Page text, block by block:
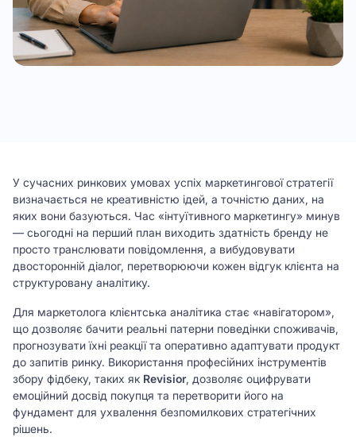
У сучасних ринкових умовах успіх маркетингової стратегії
визначається не креативністю ідей, а точністю даних, на
яких вони базуються. Час «інтуїтивного маркетингу» минув
— сьогодні на перший план виходить здатність бренду не
просто транслювати повідомлення, а вибудовувати
двосторонній діалог, перетворюючи кожен відгук клієнта на
структуровану аналітику.
Для маркетолога клієнтська аналітика стає «навігатором»,
що дозволяє бачити реальні патерни поведінки споживачів,
прогнозувати їхні реакції та оперативно адаптувати продукт
до запитів ринку. Використання професійних інструментів
збору фідбеку, таких як Revisior, дозволяє оцифрувати
емоційний досвід покупця та перетворити його на
фундамент для ухвалення безпомилкових стратегічних
рішень.